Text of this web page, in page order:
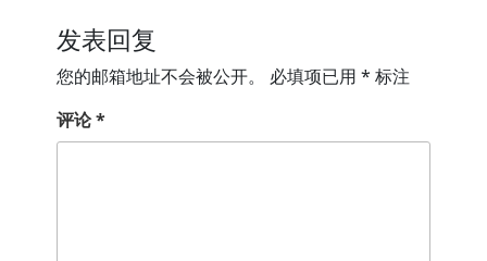
发表回复
您的邮箱地址不会被公开。 必填项已用 * 标注
评论*